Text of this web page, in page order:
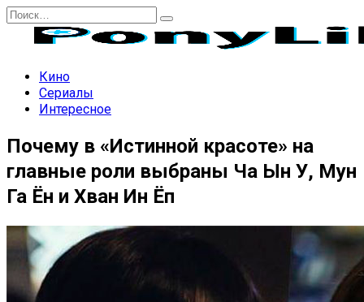
Перейти
содержанию
Search
Кино
Сериалы
Интересное
Почему в «Истинной красоте» на
главные роли выбраны Ча Ын У, Мун
Га Ён и Хван Ин Ёп